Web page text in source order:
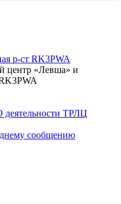
р-ст RK3PWA
центр «Левша» и
деятельности ТРЛЦ
сообщению